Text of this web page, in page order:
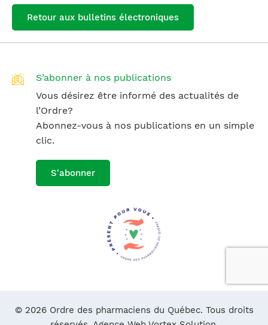
Retour aux bulletins électroniques
S’abonner à nos publications
Vous désirez être informé des actualités de
l’Ordre?
Abonnez-vous à nos publications en un simple
clic.
S'abonner
© 2026 Ordre des pharmaciens du Québec. Tous droits